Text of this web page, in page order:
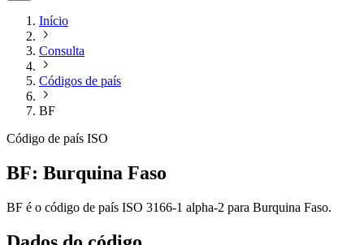
Início
Consulta
Códigos de país
BF
Código de país ISO
BF: Burquina Faso
BF é o código de país ISO 3166-1 alpha-2 para Burquina Faso.